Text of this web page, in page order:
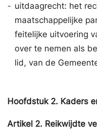
- uitdaagrecht: het
maatschappelijke
feitelijke uitvoering
over te nemen als
lid, van de
Hoofdstuk 2. Kaders
Artikel 2. Reikwijdte